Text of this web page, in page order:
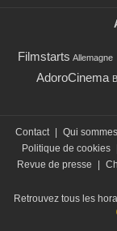
Filmstarts Allemagne
AdoroCinema
Contact Qui
Politique de cookies
Revue de presse
Retrouvez tous les